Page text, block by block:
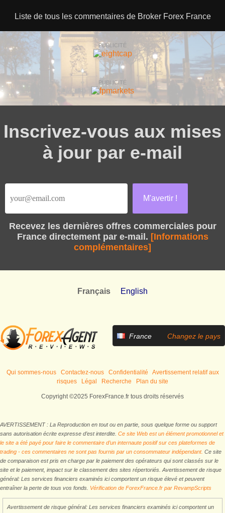
Liste de tous les commentaires de Broker Forex France
PUBLICITÉ
PUBLICITÉ
Inscrivez-vous aux mises
à jour par e-mail
Recevez les dernières offres commerciales pour
France directement par e-mail. [Informations
complémentaires]
Français English
France Changez le pays
Qui sommes-nous Contactez-nous Confidentialité
Avertissement relatif aux
risques
Légal Recherche Plan du site
Copyright ©2025 ForexFrance.fr tous droits réservés
AVERTISSEMENT : La Reproduction en tout ou en partie, sous quelque forme ou support
sans autorisation écrite expresse d’est interdite. Ce site Web est un élément promotionnel et
le site a été payé pour faire le commentaire d’un internaute positif sur ces plateformes de
trading - ces commentaires ne sont pas fournis par un consommateur indépendant. Ce site
de comparaison est pris en charge par le paiement des opérateurs qui sont classés sur le
site et le paiement, impact sur le classement des sites répertoriés. Avertissement de risque
général: Les services financiers examinés ici comportent un risque élevé et peuvent
entraîner la perte de tous vos fonds. Vérification de ForexFrance.fr par RevampScripts
Avertissement de risque général: Les services financiers examinés ici comportent un